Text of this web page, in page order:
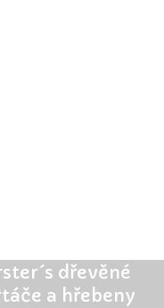
dřevěné
a hřebeny